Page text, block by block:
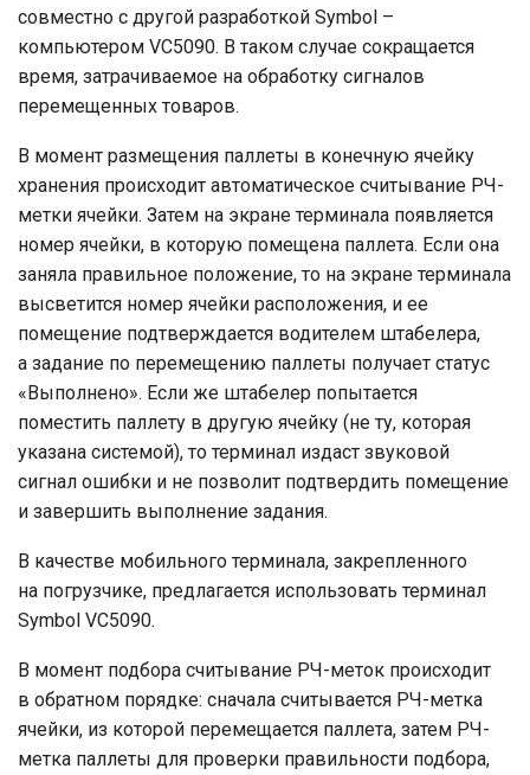
совместно с другой разработкой Symbol –
компьютером VC5090. В таком случае сокращается
время, затрачиваемое на обработку сигналов
перемещенных товаров.
В момент размещения паллеты в конечную ячейку
хранения происходит автоматическое считывание РЧ-
метки ячейки. Затем на экране терминала появляется
номер ячейки, в которую помещена паллета. Если она
заняла правильное положение, то на экране терминала
высветится номер ячейки расположения, и ее
помещение подтверждается водителем штабелера,
а задание по перемещению паллеты получает статус
«Выполнено». Если же штабелер попытается
поместить паллету в другую ячейку (не ту, которая
указана системой), то терминал издаст звуковой
сигнал ошибки и не позволит подтвердить помещение
и завершить выполнение задания.
В качестве мобильного терминала, закрепленного
на погрузчике, предлагается использовать терминал
Symbol VC5090.
В момент подбора считывание РЧ-меток происходит
в обратном порядке: сначала считывается РЧ-метка
ячейки, из которой перемещается паллета, затем РЧ-
метка паллеты для проверки правильности подбора,